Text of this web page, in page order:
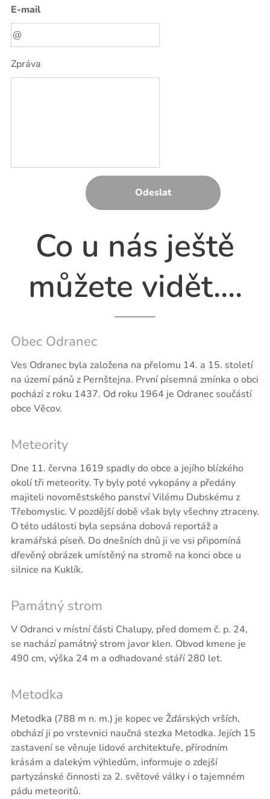
E-mail
Zpráva
Odeslat
Co u nás ještě
můžete vidět....
Obec Odranec
Ves Odranec byla založena na přelomu 14. a 15. století
na území pánů z Pernštejna. První písemná zmínka o obci
pochází z roku 1437. Od roku 1964 je Odranec součástí
obce Věcov.
Meteority
Dne 11. června 1619 spadly do obce a jejího blízkého
okolí tři meteority. Ty byly poté vykopány a předány
majiteli novoměstského panství Vilému Dubskému z
Třebomyslic. V pozdější době však byly všechny ztraceny.
O této události byla sepsána dobová reportáž a
kramářská píseň. Do dnešních dnů ji ve vsi připomíná
dřevěný obrázek umístěný na stromě na konci obce u
silnice na Kuklík.
Památný strom
V Odranci v místní části Chalupy, před domem č. p. 24,
se nachází památný strom javor klen. Obvod kmene je
490 cm, výška 24 m a odhadované stáří 280 let.
Metodka
Metodka (788 m n. m.) je kopec ve Žďárských vrších,
obchází ji po vrstevnici naučná stezka Metodka. Jejích 15
zastavení se věnuje lidové architektuře, přírodním
krásám a dalekým výhledům, informuje o zdejší
partyzánské činnosti za 2. světové války i o tajemném
pádu meteoritů.